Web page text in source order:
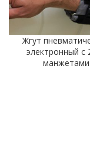
Жгут
электронный с
манжетами